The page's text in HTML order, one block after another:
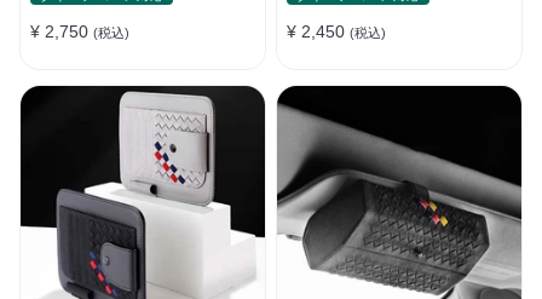
¥ 2,750 (税込) ¥ 2,450 (税込)